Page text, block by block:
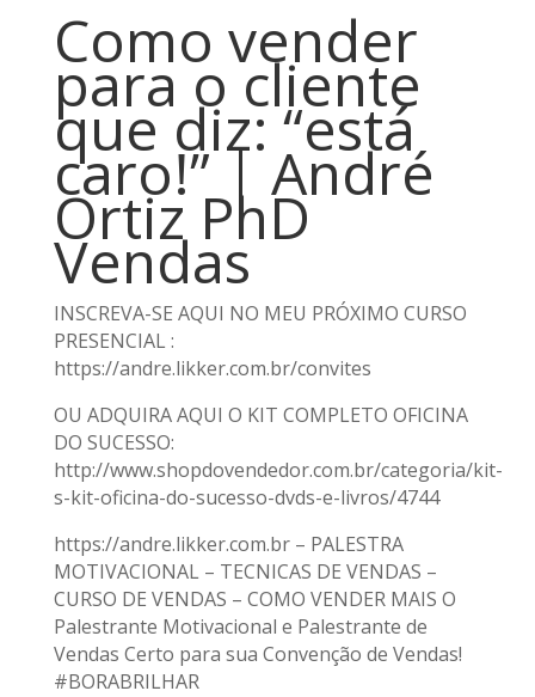
Como vender
para o cliente
que diz: “está
caro!” | André
Ortiz PhD
Vendas
INSCREVA-SE AQUI NO MEU PRÓXIMO CURSO
PRESENCIAL :
https://andre.likker.com.br/convites
OU ADQUIRA AQUI O KIT COMPLETO OFICINA
DO SUCESSO:
http://www.shopdovendedor.com.br/categoria/kit-
s-kit-oficina-do-sucesso-dvds-e-livros/4744
https://andre.likker.com.br – PALESTRA
MOTIVACIONAL – TECNICAS DE VENDAS –
CURSO DE VENDAS – COMO VENDER MAIS O
Palestrante Motivacional e Palestrante de
Vendas Certo para sua Convenção de Vendas!
#BORABRILHAR